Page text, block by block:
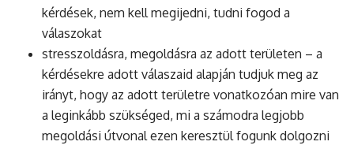
kérdések, nem kell megijedni, tudni fogod a
válaszokat
stresszoldásra, megoldásra az adott területen – a
kérdésekre adott válaszaid alapján tudjuk meg az
irányt, hogy az adott területre vonatkozóan mire van
a leginkább szükséged, mi a számodra legjobb
megoldási útvonal ezen keresztül fogunk dolgozni